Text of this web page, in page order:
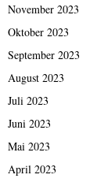
November 2023
Oktober 2023
September 2023
August 2023
Juli 2023
Juni 2023
Mai 2023
April 2023